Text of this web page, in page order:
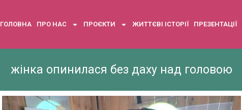
ГОЛОВНА ПРО НАС ПРОЄКТИ ЖИТТЄВІ ІСТОРІЇ ПРЕЗЕНТАЦІЇ
жінка опинилася без даху над головою